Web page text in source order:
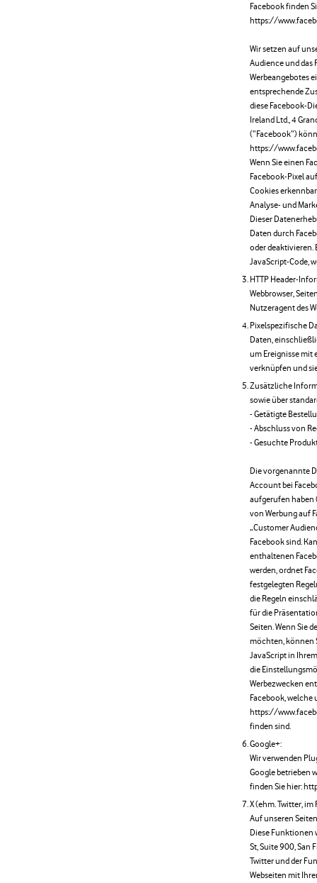
Facebook finden
https://
Wir setzen auf
Audience und das
Werbeangebotes
entsprechende
diese Facebook-
Ireland Ltd., 4
(“Facebook”)
https://
Wenn Sie einen
Facebook-Pixel
Cookies
Analyse- und
Dieser
Daten durch
oder deaktivieren.
JavaScript-Code,
HTTP Header-
Webbrowser,
Nutzeragent des
Pixelspezifische
Daten,
um Ereignisse mit
verknüpfen und
Zusätzliche
sowie über
- Getätigte
- Abschluss von
- Gesuchte
Die vorgenannte
Account bei
aufgerufen haben
von Werbung auf
„Customer
Facebook sind.
enthaltenen
werden, ordnet
festgelegten
die Regeln
für die
Seiten. Wenn Sie
möchten, können
JavaScript in
die
Werbezwecken
Facebook, welche
https://
finden sind.
Google+:
Wir verwenden
Google betrieben
finden Sie hier:
X (ehm. Twitter,
Auf unseren
Diese Funktionen
St, Suite 900, San
Twitter und der
Webseiten mit